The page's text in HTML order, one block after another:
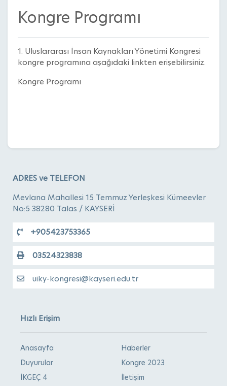
Kongre Programı
1. Uluslararası İnsan Kaynakları Yönetimi Kongresi
kongre programına aşağıdaki linkten erişebilirsiniz.
Kongre Programı
ADRES ve TELEFON
Mevlana Mahallesi 15 Temmuz Yerleşkesi Kümeevler
No:5 38280 Talas / KAYSERİ
+905423753365
03524323838
uiky-kongresi@kayseri.edu.tr
Hızlı Erişim
Anasayfa
Haberler
Duyurular
Kongre 2023
İKGEÇ 4
İletişim